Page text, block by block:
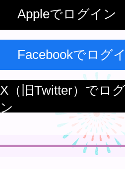
Appleでログイン
Facebookでログ
X（旧Twitter）でロ
ン